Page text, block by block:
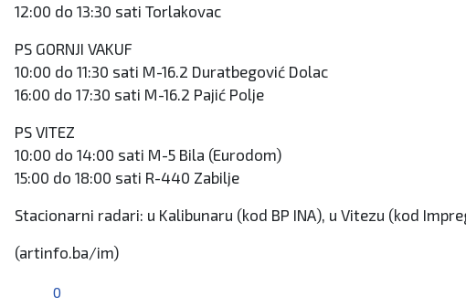
12:00 do 13:30 sati Torlakovac
PS GORNJI VAKUF
10:00 do 11:30 sati M-16.2 Duratbegović Dolac
16:00 do 17:30 sati M-16.2 Pajić Polje
PS VITEZ
10:00 do 14:00 sati M-5 Bila (Eurodom)
15:00 do 18:00 sati R-440 Zabilje
Stacionarni radari: u Kalibunaru (kod BP INA), u Vitezu (kod
(artinfo.ba/im)
0